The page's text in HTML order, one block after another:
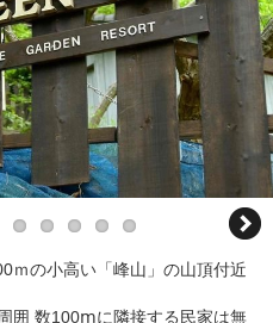
ｍの小高い「峰山」の山頂付近
囲 数100ⅿに隣接する民家は無